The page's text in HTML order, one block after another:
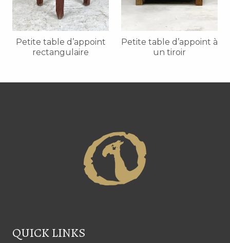
Petite table d’appoint
rectangulaire
Petite table d’appoint à
un tiroir
QUICK LINKS